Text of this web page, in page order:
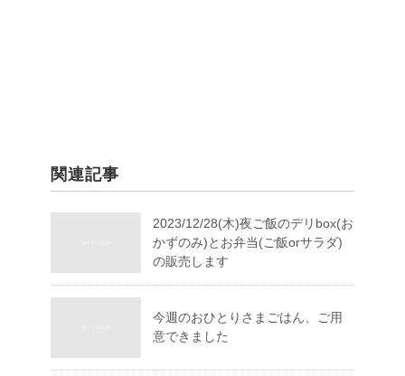
関連記事
2023/12/28(木)夜ご飯のデリbox(お
かずのみ)とお弁当(ご飯orサラダ)
の販売します
今週のおひとりさまごはん、ご用
意できました